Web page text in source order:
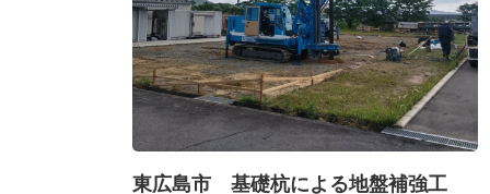
東広島市 基礎杭による地盤補強工